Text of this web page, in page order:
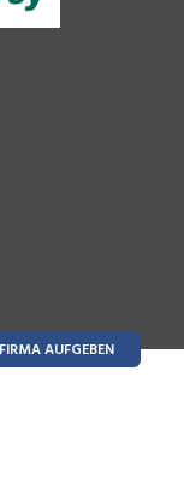
AUFGEBEN